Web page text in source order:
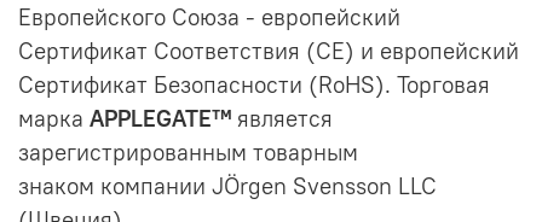
Европейского Союза - европейский
Сертификат Соответствия (CE) и европейский
Сертификат Безопасности (RoHS). Торговая
марка APPLEGATE™ является
зарегистрированным товарным
знаком компании JÖrgen Svensson LLC